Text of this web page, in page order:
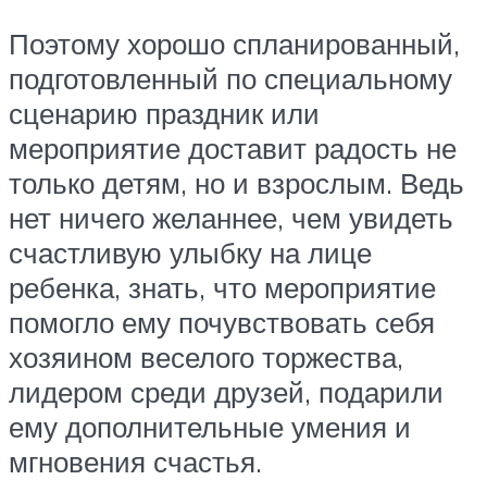
Поэтому хорошо спланированный,
подготовленный по специальному
сценарию праздник или
мероприятие доставит радость не
только детям, но и взрослым. Ведь
нет ничего желаннее, чем увидеть
счастливую улыбку на лице
ребенка, знать, что мероприятие
помогло ему почувствовать себя
хозяином веселого торжества,
лидером среди друзей, подарили
ему дополнительные умения и
мгновения счастья.